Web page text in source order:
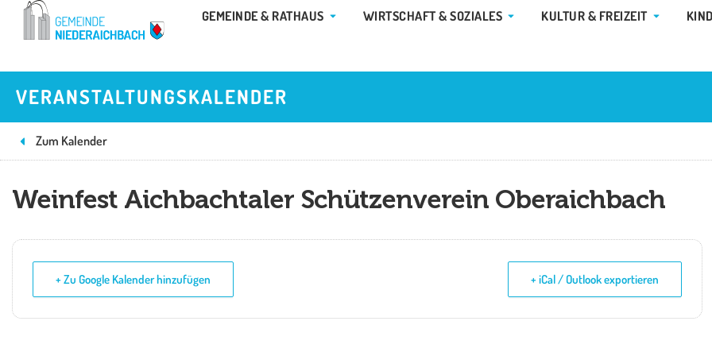
Zum
GEMEINDE & RATHAUS ÖFFNE GEMEINDE & RATHAUS
WIRTSCHAFT & SOZIALES ÖFFNE WIRTSCHAFT & SOZIALES
KULTUR & FREIZEIT ÖFFNE
VERANSTALTUNGSKALENDER
Zum Kalender
Weinfest Aichbachtaler Schützenverein Oberaichbach
+ Zu Google Kalender hinzufügen + iCal / Outlook exportieren